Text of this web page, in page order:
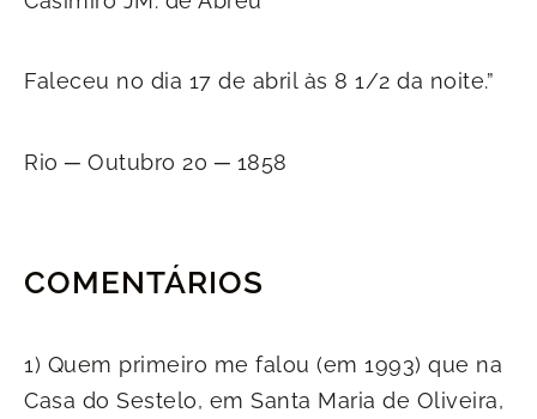
Faleceu no dia 17 de abril às 8 1/2 da noite.”
Rio ─ Outubro 20 ─ 1858
COMENTÁRIOS
1) Quem primeiro me falou (em 1993) que na
Casa do Sestelo, em Santa Maria de Oliveira,